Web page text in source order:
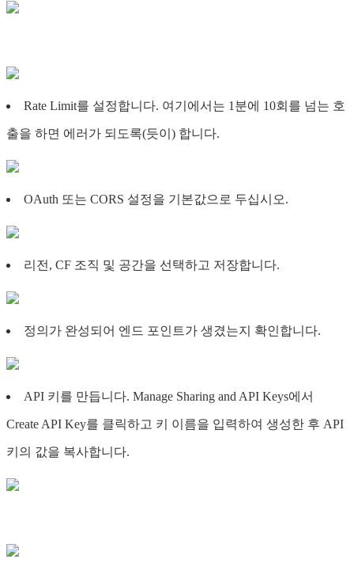
Rate Limit를 설정합니다. 여기에서는 1분에 10회를 넘는 호
출을 하면 에러가 되도록(듯이) 합니다.
OAuth 또는 CORS 설정을 기본값으로 두십시오.
리전, CF 조직 및 공간을 선택하고 저장합니다.
정의가 완성되어 엔드 포인트가 생겼는지 확인합니다.
API 키를 만듭니다. Manage Sharing and API Keys에서
Create API Key를 클릭하고 키 이름을 입력하여 생성한 후 API
키의 값을 복사합니다.